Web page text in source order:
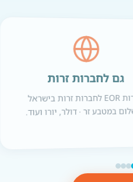
גם לחברות זרות
שירות EOR לחברות זרות בישראל
במטבע זר · דולר, יורו ועוד.